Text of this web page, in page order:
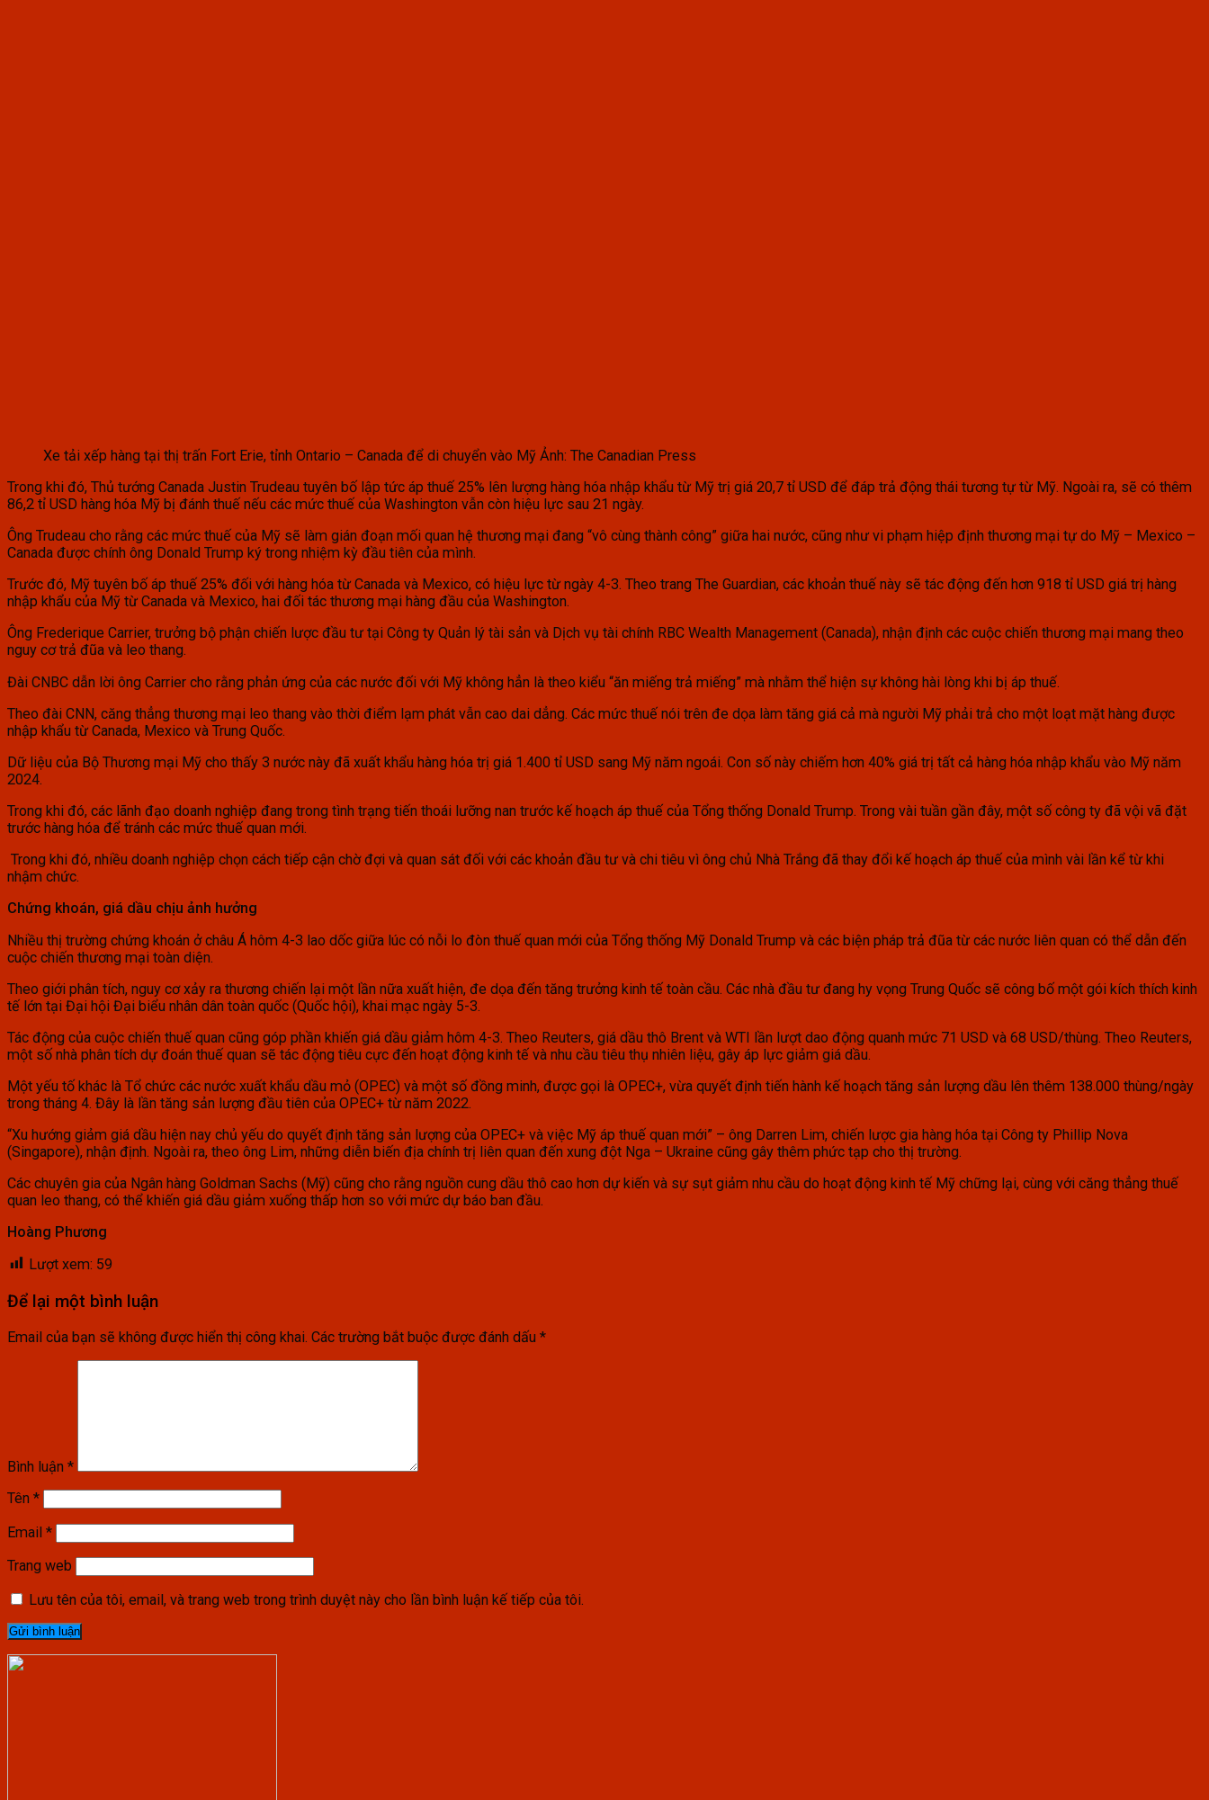
Xe tải xếp hàng tại thị trấn Fort Erie, tỉnh Ontario – Canada để di chuyển vào Mỹ Ảnh: The Canadian Press
Trong khi đó, Thủ tướng Canada Justin Trudeau tuyên bố lập tức áp thuế 25% lên lượng hàng hóa nhập khẩu từ Mỹ trị giá 20,7 tỉ USD để đáp trả động thái tương tự từ Mỹ. Ngoài ra, sẽ có thêm
86,2 tỉ USD hàng hóa Mỹ bị đánh thuế nếu các mức thuế của Washington vẫn còn hiệu lực sau 21 ngày.
Ông Trudeau cho rằng các mức thuế của Mỹ sẽ làm gián đoạn mối quan hệ thương mại đang “vô cùng thành công” giữa hai nước, cũng như vi phạm hiệp định thương mại tự do Mỹ – Mexico –
Canada được chính ông Donald Trump ký trong nhiệm kỳ đầu tiên của mình.
Trước đó, Mỹ tuyên bố áp thuế 25% đối với hàng hóa từ Canada và Mexico, có hiệu lực từ ngày 4-3. Theo trang The Guardian, các khoản thuế này sẽ tác động đến hơn 918 tỉ USD giá trị hàng
nhập khẩu của Mỹ từ Canada và Mexico, hai đối tác thương mại hàng đầu của Washington.
Ông Frederique Carrier, trưởng bộ phận chiến lược đầu tư tại Công ty Quản lý tài sản và Dịch vụ tài chính RBC Wealth Management (Canada), nhận định các cuộc chiến thương mại mang theo
nguy cơ trả đũa và leo thang.
Đài CNBC dẫn lời ông Carrier cho rằng phản ứng của các nước đối với Mỹ không hẳn là theo kiểu “ăn miếng trả miếng” mà nhằm thể hiện sự không hài lòng khi bị áp thuế.
Theo đài CNN, căng thẳng thương mại leo thang vào thời điểm lạm phát vẫn cao dai dẳng. Các mức thuế nói trên đe dọa làm tăng giá cả mà người Mỹ phải trả cho một loạt mặt hàng được
nhập khẩu từ Canada, Mexico và Trung Quốc.
Dữ liệu của Bộ Thương mại Mỹ cho thấy 3 nước này đã xuất khẩu hàng hóa trị giá 1.400 tỉ USD sang Mỹ năm ngoái. Con số này chiếm hơn 40% giá trị tất cả hàng hóa nhập khẩu vào Mỹ năm
2024.
Trong khi đó, các lãnh đạo doanh nghiệp đang trong tình trạng tiến thoái lưỡng nan trước kế hoạch áp thuế của Tổng thống Donald Trump. Trong vài tuần gần đây, một số công ty đã vội vã đặt
trước hàng hóa để tránh các mức thuế quan mới.
Trong khi đó, nhiều doanh nghiệp chọn cách tiếp cận chờ đợi và quan sát đối với các khoản đầu tư và chi tiêu vì ông chủ Nhà Trắng đã thay đổi kế hoạch áp thuế của mình vài lần kể từ khi
nhậm chức.
Chứng khoán, giá dầu chịu ảnh hưởng
Nhiều thị trường chứng khoán ở châu Á hôm 4-3 lao dốc giữa lúc có nỗi lo đòn thuế quan mới của Tổng thống Mỹ Donald Trump và các biện pháp trả đũa từ các nước liên quan có thể dẫn đến
cuộc chiến thương mại toàn diện.
Theo giới phân tích, nguy cơ xảy ra thương chiến lại một lần nữa xuất hiện, đe dọa đến tăng trưởng kinh tế toàn cầu. Các nhà đầu tư đang hy vọng Trung Quốc sẽ công bố một gói kích thích kinh
tế lớn tại Đại hội Đại biểu nhân dân toàn quốc (Quốc hội), khai mạc ngày 5-3.
Tác động của cuộc chiến thuế quan cũng góp phần khiến giá dầu giảm hôm 4-3. Theo Reuters, giá dầu thô Brent và WTI lần lượt dao động quanh mức 71 USD và 68 USD/thùng. Theo Reuters,
một số nhà phân tích dự đoán thuế quan sẽ tác động tiêu cực đến hoạt động kinh tế và nhu cầu tiêu thụ nhiên liệu, gây áp lực giảm giá dầu.
Một yếu tố khác là Tổ chức các nước xuất khẩu dầu mỏ (OPEC) và một số đồng minh, được gọi là OPEC+, vừa quyết định tiến hành kế hoạch tăng sản lượng dầu lên thêm 138.000 thùng/ngày
trong tháng 4. Đây là lần tăng sản lượng đầu tiên của OPEC+ từ năm 2022.
“Xu hướng giảm giá dầu hiện nay chủ yếu do quyết định tăng sản lượng của OPEC+ và việc Mỹ áp thuế quan mới” – ông Darren Lim, chiến lược gia hàng hóa tại Công ty Phillip Nova
(Singapore), nhận định. Ngoài ra, theo ông Lim, những diễn biến địa chính trị liên quan đến xung đột Nga – Ukraine cũng gây thêm phức tạp cho thị trường.
Các chuyên gia của Ngân hàng Goldman Sachs (Mỹ) cũng cho rằng nguồn cung dầu thô cao hơn dự kiến và sự sụt giảm nhu cầu do hoạt động kinh tế Mỹ chững lại, cùng với căng thẳng thuế
quan leo thang, có thể khiến giá dầu giảm xuống thấp hơn so với mức dự báo ban đầu.
Hoàng Phương
Lượt xem: 59
Để lại một bình luận
Email của bạn sẽ không được hiển thị công khai. Các trường bắt buộc được đánh dấu *
Bình luận *
Tên *
Email *
Trang web
Lưu tên của tôi, email, và trang web trong trình duyệt này cho lần bình luận kế tiếp của tôi.